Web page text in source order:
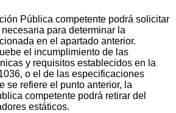
Pública competente podrá solicitar
para determinar la
en el apartado anterior.
el incumplimiento de las
y requisitos establecidos en la
o el de las especificaciones
se refiere el punto anterior, la
competente podrá retirar del
estáticos.